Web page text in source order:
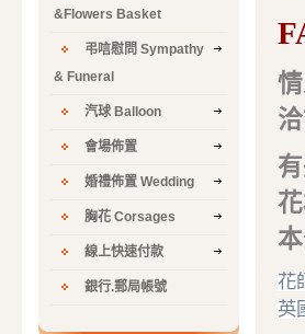
&Flowers Basket
弔唁慰問 Sympathy
& Funeral
汽球 Balloon
會場佈置
婚禮佈置 Wedding
胸花 Corsages
線上快速付款
銀行.郵局帳號 花
英